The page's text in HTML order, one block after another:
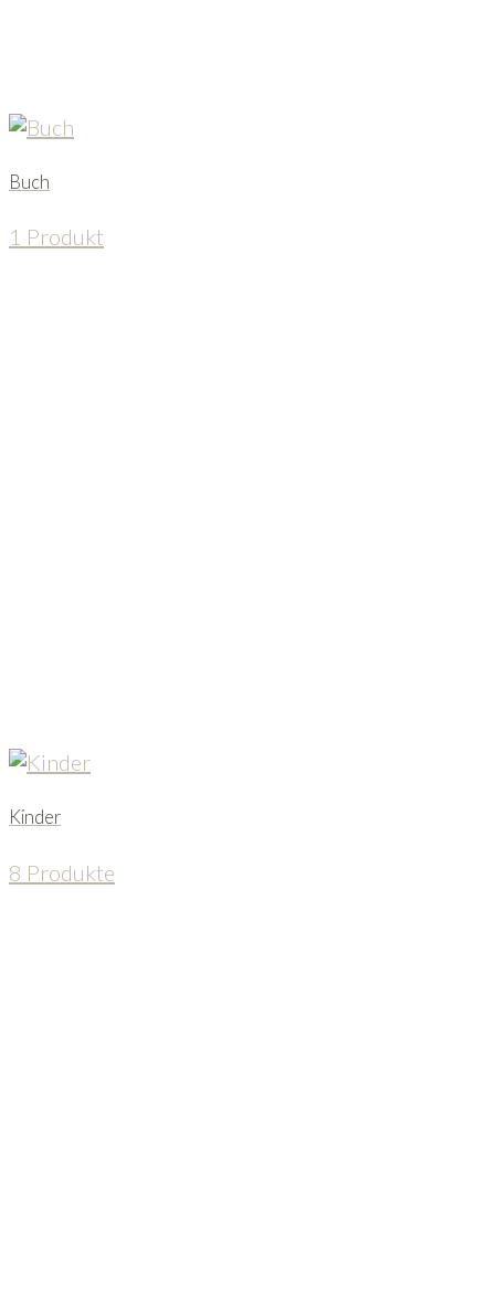
Buch
1 Produkt
Kinder
8 Produkte